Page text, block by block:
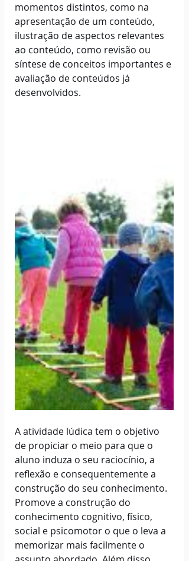
momentos distintos, como na
apresentação de um conteúdo,
ilustração de aspectos relevantes
ao conteúdo, como revisão ou
síntese de conceitos importantes e
avaliação de conteúdos já
desenvolvidos.
A atividade lúdica tem o objetivo
de propiciar o meio para que o
aluno induza o seu raciocínio, a
reflexão e consequentemente a
construção do seu conhecimento.
Promove a construção do
conhecimento cognitivo, físico,
social e psicomotor o que o leva a
memorizar mais facilmente o